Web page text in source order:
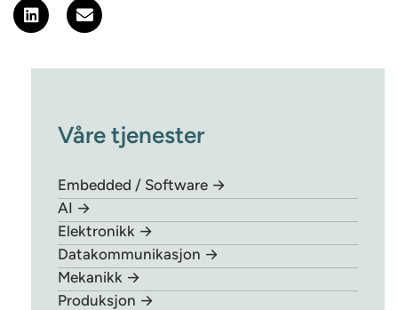
Våre tjenester
Embedded / Software →
AI →
Elektronikk →
Datakommunikasjon →
Mekanikk →
Produksjon →